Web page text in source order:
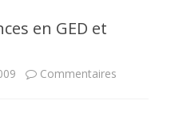
en GED et
Commentaires